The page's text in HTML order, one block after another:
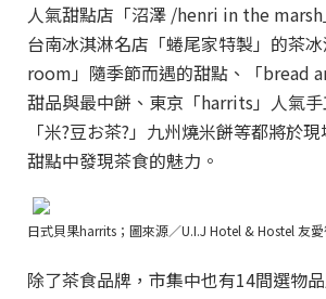
人氣甜點店「沼澤 /henri in the marsh
台南冰淇淋名店「蜷尾家特製」的茶
room」隨季節而遇的甜點、「bread
甜品與最中餅、東京「harrits」人氣手
「米?豆お茶?」九州燒米餅等都將於
甜點中發現茶食的魅力。
日式貝果harrits；圖來源／U.I.J Hotel & Hostel 友
除了茶食品牌，市集中也有14間選物